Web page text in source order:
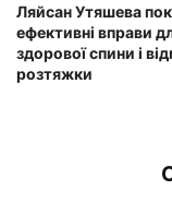
Ляйсан Утяшева
ефективні вправи
здорової спини і
розтяжки